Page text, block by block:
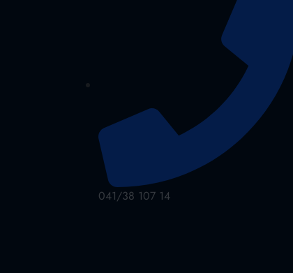
041/38 107 14